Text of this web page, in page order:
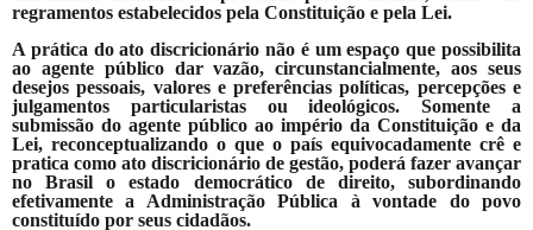
regramentos estabelecidos pela Constituição e pela Lei.
A prática do ato discricionário não é um espaço que possibilita
ao agente público dar vazão, circunstancialmente, aos seus
desejos pessoais, valores e preferências políticas, percepções e
julgamentos particularistas ou ideológicos. Somente a
submissão do agente público ao império da Constituição e da
Lei, reconceptualizando o que o país equivocadamente crê e
pratica como ato discricionário de gestão, poderá fazer avançar
no Brasil o estado democrático de direito, subordinando
efetivamente a Administração Pública à vontade do povo
constituído por seus cidadãos.